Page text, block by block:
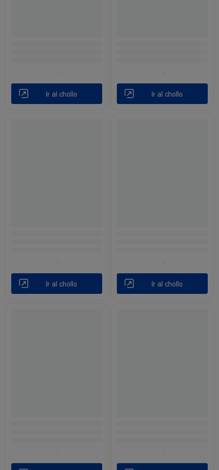
Ir al chollo Ir al chollo
Ir al chollo Ir al chollo